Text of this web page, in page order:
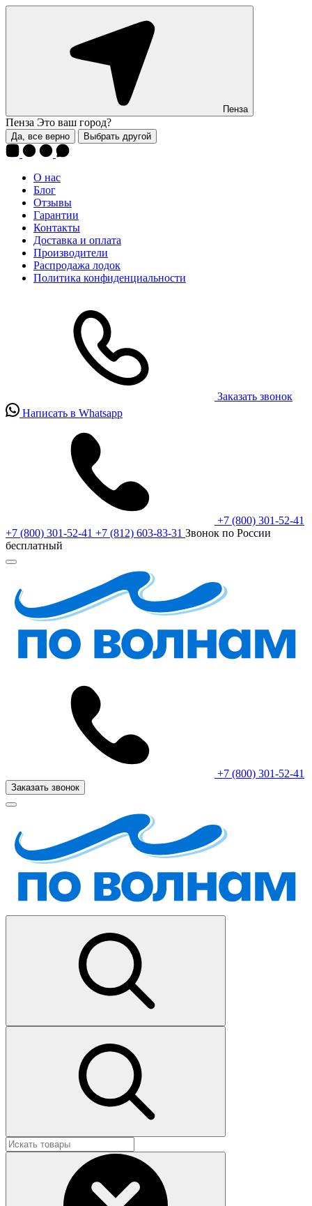
Пенза
Пенза Это ваш город?
Да, все верно Выбрать другой
О нас
Блог
Отзывы
Гарантии
Контакты
Доставка и оплата
Производители
Распродажа лодок
Политика конфиденциальности
Заказать звонок
Написать в Whatsapp
+7 (800) 301-52-41
+7 (800) 301-52-41 +7 (812) 603-83-31 Звонок по России
бесплатный
+7 (800) 301-52-41
Заказать звонок